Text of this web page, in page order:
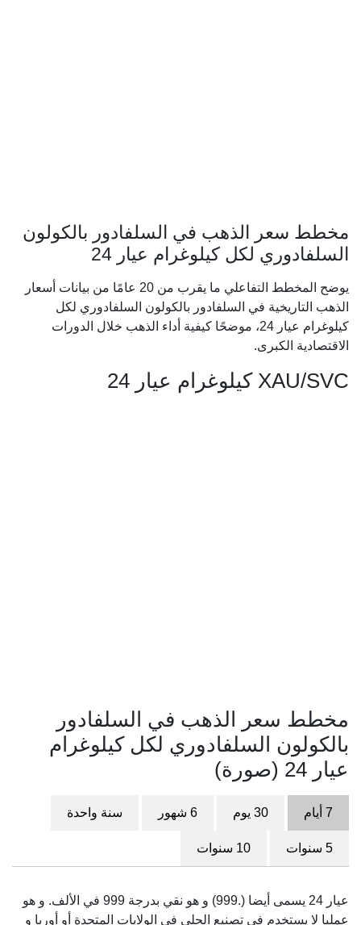
مخطط سعر الذهب في السلفادور بالكولون
السلفادوري لكل كيلوغرام عيار 24
يوضح المخطط التفاعلي ما يقرب من 20 عامًا من بيانات أسعار
الذهب التاريخية في السلفادور بالكولون السلفادوري لكل
كيلوغرام عيار 24، موضحًا كيفية أداء الذهب خلال الدورات
الاقتصادية الكبرى.
XAU/SVC كيلوغرام عيار 24
مخطط سعر الذهب في السلفادور
بالكولون السلفادوري لكل كيلوغرام
عيار 24 (صورة)
7 أيام 30 يوم 6 شهور سنة واحدة
5 سنوات 10 سنوات
عيار 24 يسمى أيضا (.999) و هو نقي بدرجة 999 في الألف. و هو
عمليا لا يستخدم في تصنيع الحلي في الولايات المتحدة أو أوربا و